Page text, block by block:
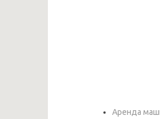
Аренда